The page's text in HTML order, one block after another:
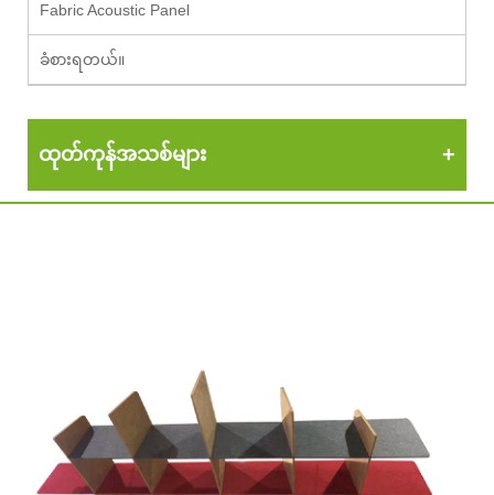
Fabric Acoustic Panel
ခံစားရတယ်။
ထုတ်ကုန်အသစ်များ